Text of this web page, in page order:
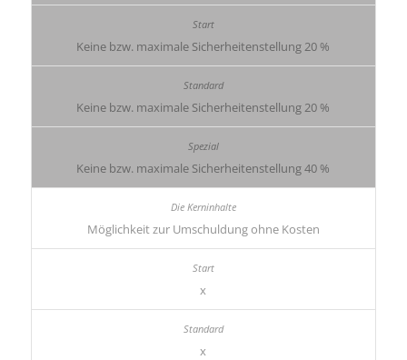
Keine bzw. maximale Sicherheitenstellung 20 %
Keine bzw. maximale Sicherheitenstellung 20 %
Keine bzw. maximale Sicherheitenstellung 40 %
Möglichkeit zur Umschuldung ohne Kosten
x
x